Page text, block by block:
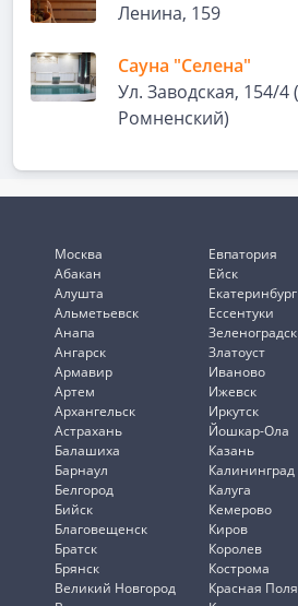
Ленина, 159
Сауна "Селена"
Ул. Заводская, 154/4
Ромненский)
Москва
Абакан
Алушта
Альметьевск
Анапа
Ангарск
Армавир
Артем
Архангельск
Астрахань
Балашиха
Барнаул
Белгород
Бийск
Благовещенск
Братск
Брянск
Великий Новгород
Евпатория
Ейск
Екатеринбург
Ессентуки
Зеленоградск
Златоуст
Иваново
Ижевск
Иркутск
Йошкар-Ола
Казань
Калининград
Калуга
Кемерово
Киров
Королев
Кострома
Красная